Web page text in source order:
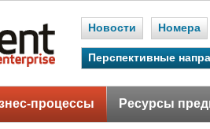
Новости Номера
Перспективные
процессы Ресурсы